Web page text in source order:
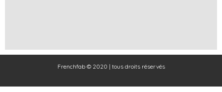
Frenchfab © 2020 | tous droits réservés